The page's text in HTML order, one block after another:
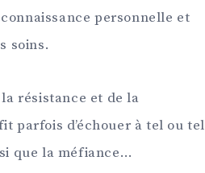
personnelle et
soins.
résistance et de la
parfois d’échouer à tel ou tel
que la méfiance…